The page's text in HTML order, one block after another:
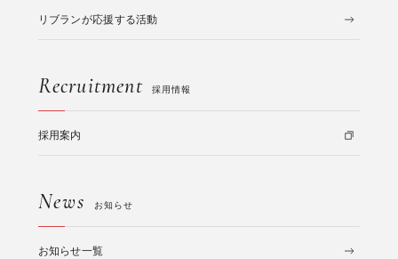
リブランが応援する活動
Recruitment 採用情報
採用案内
News お知らせ
お知らせ一覧